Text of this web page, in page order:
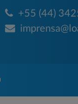
+55 (44)